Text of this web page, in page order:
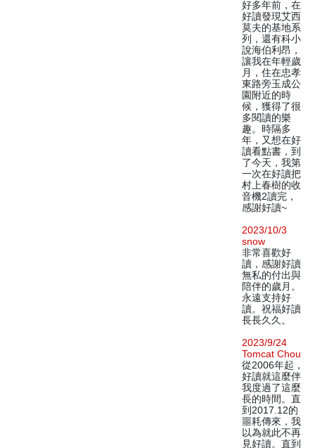
好多年前，在
好讀發現艾西
莫夫的基地系
列，還有科小
說海伯利昂，
讓我在年輕歲
月，住在忠孝
東路旁玉成公
園附近的時
候，獲得了很
多閱讀的樂
趣。時隔多
年，又想在好
讀看點書，到
了今天，我第
一次在好讀把
村上春樹的收
音機2讀完，
感謝好讀~
2023/10/3
snow
非常喜歡好
讀，感謝好讀
無私的付出與
陪伴的歲月。
永遠支持好
讀。祝福好讀
長長久久。
2023/9/24
Tomcat Chou
從2006年起，
好讀就這麼伴
我度過了這麼
長的時間。直
到2017.12的
噩耗傳來，我
以為就此不再
見好讀。直到